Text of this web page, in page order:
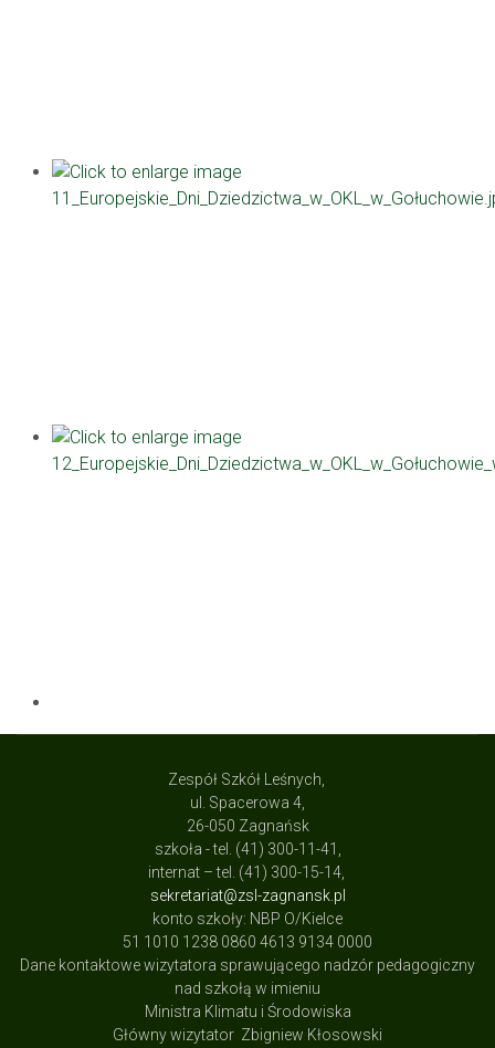
Zespół Szkół Leśnych,
ul. Spacerowa 4,
26-050 Zagnańsk
szkoła - tel. (41) 300-11-41,
internat – tel. (41) 300-15-14,
sekretariat@zsl-zagnansk.pl
konto szkoły: NBP O/Kielce
51 1010 1238 0860 4613 9134 0000
Dane kontaktowe wizytatora sprawującego nadzór pedagogiczny
nad szkołą w imieniu
Ministra Klimatu i Środowiska
Główny wizytator Zbigniew Kłosowski